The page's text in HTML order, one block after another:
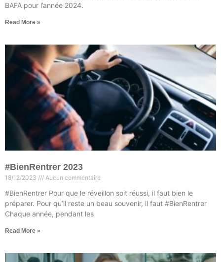
BAFA pour l’année 2024.
Read More »
#BienRentrer 2023
18/12/2023 Aucun commentaire
#BienRentrer Pour que le réveillon soit réussi, il faut bien le
préparer. Pour qu’il reste un beau souvenir, il faut #BienRentrer
Chaque année, pendant les
Read More »